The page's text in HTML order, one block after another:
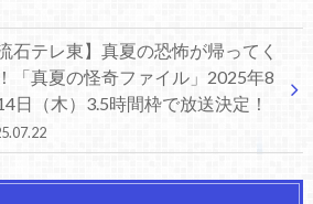
流石テレ東】真夏の恐怖が帰ってく
「真夏の怪奇ファイル」2025年8
日（木）3.5時間枠で放送決定！